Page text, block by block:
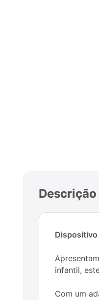
Descrição
Dispositivo
infantil,
Com um